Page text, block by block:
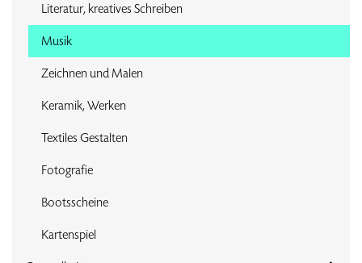
Literatur, kreatives Schreiben
Musik
Zeichnen und Malen
Keramik, Werken
Textiles Gestalten
Fotografie
Bootsscheine
Kartenspiel